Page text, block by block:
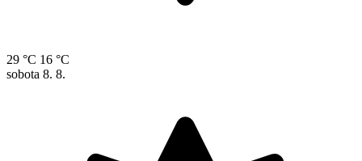
29 °C 16 °C
sobota 8. 8.